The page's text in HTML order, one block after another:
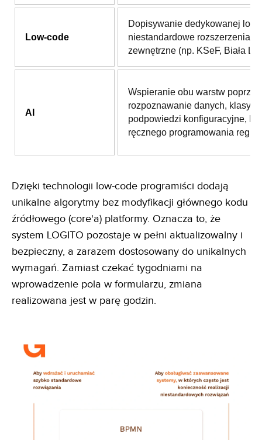
Low-code
Dopisywanie dedykowanej
niestandardowe rozszerzenia i
zewnętrzne (np. KSeF, Biała
AI
Wspieranie obu warstw
rozpoznawanie danych,
podpowiedzi konfiguracyjne,
ręcznego programowania reguł.
Dzięki technologii low-code programiści dodają
unikalne algorytmy bez modyfikacji głównego kodu
źródłowego (core'a) platformy. Oznacza to, że
system LOGITO pozostaje w pełni aktualizowalny i
bezpieczny, a zarazem dostosowany do unikalnych
wymagań. Zamiast czekać tygodniami na
wprowadzenie pola w formularzu, zmiana
realizowana jest w parę godzin.